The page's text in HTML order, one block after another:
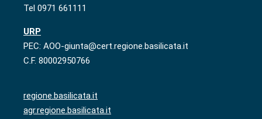
Tel 0971 661111
URP
PEC: AOO-giunta@cert.regione.basilicata.it
C.F. 80002950766
regione.basilicata.it
agr.regione.basilicata.it